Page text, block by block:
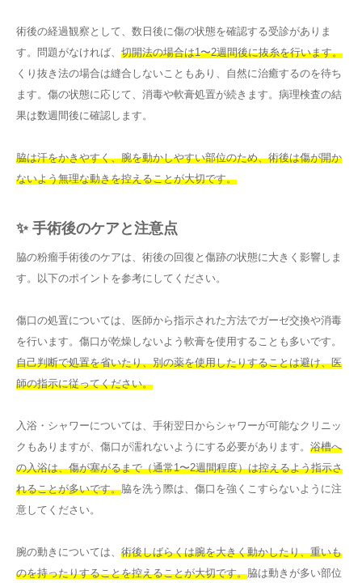
術後の経過観察として、数日後に傷の状態を確認する受診がありま
す。問題がなければ、 切開法の場合は1〜2週間後に抜糸を行います。
くり抜き法の場合は縫合しないこともあり、自然に治癒するのを待ち
ます。傷の状態に応じて、消毒や軟膏処置が続きます。病理検査の結
果は数週間後に確認します。
脇は汗をかきやすく、腕を動かしやすい部位のため、術後は傷が開か
ないよう無理な動きを控えることが大切です。
✨ 手術後のケアと注意点
脇の粉瘤手術後のケアは、術後の回復と傷跡の状態に大きく影響しま
す。以下のポイントを参考にしてください。
傷口の処置については、医師から指示された方法でガーゼ交換や消毒
を行います。傷口が乾燥しないよう軟膏を使用することも多いです。
自己判断で処置を省いたり、別の薬を使用したりすることは避け、医
師の指示に従ってください。
入浴・シャワーについては、手術翌日からシャワーが可能なクリニッ
クもありますが、傷口が濡れないようにする必要があります。 浴槽へ
の入浴は、傷が塞がるまで（通常1〜2週間程度）は控えるよう指示さ
れることが多いです。脇を洗う際は、傷口を強くこすらないように注
意してください。
腕の動きについては、 術後しばらくは腕を大きく動かしたり、重いも
のを持ったりすることを控えることが大切です。脇は動きが多い部位